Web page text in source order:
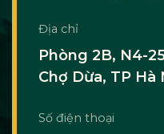
Địa chỉ
Phòng 2B, N4-
Chợ Dừa, TP Hà
Số điện thoại